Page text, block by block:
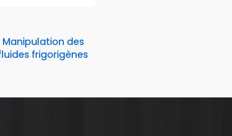
Manipulation des
frigorigènes